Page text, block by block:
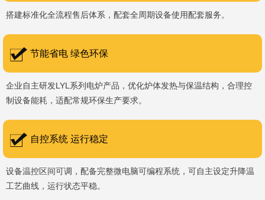
国内外新老客户前来参观洽谈，让我们携手，合作共赢，共创新未
来！洛阳新安工厂视频洛阳高新工厂视频
搭建标准化全流程售后体系，配套全周期设备使用配套服务。
节能省电 绿色环保
企业自主研发LYL系列电炉产品，优化炉体发热与保温结构，合理控
制设备能耗，适配常规环保生产要求。
自控系统 运行稳定
设备温控区间可调，配备完整微电脑可编程系统，可自主设定升降温
工艺曲线，运行状态平稳。